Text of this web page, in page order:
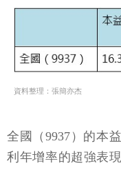
資料整理：張簡亦杰
全國（9937）的本
利年增率的超強表